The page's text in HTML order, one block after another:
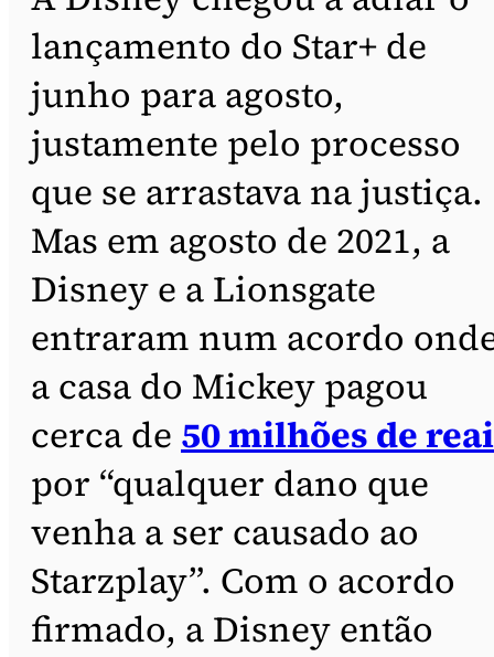
lançamento do Star+ de
junho para agosto,
justamente pelo processo
que se arrastava na justiça.
Mas em agosto de 2021, a
Disney e a Lionsgate
entraram num acordo
a casa do Mickey pagou
cerca de 50 milhões de
por “qualquer dano que
venha a ser causado ao
Starzplay”. Com o acordo
firmado, a Disney então